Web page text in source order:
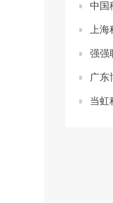
中国移动
上海
强强联
广东博华
当虹